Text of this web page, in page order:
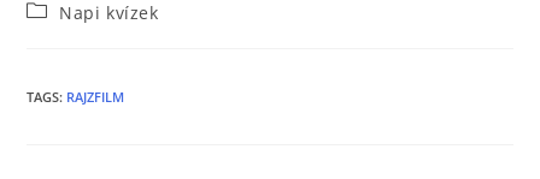
c
b
itt
Napi kvízek
TAGS: RAJZFILM